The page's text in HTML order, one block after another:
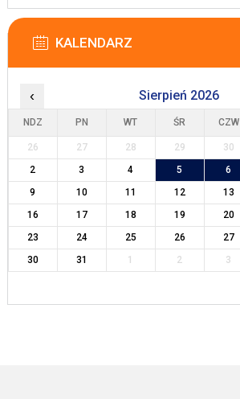
KALENDARZ
‹ Sierpień 2026
NDZ PN WT ŚR CZW
26 27 28 29 30
2
3 4 5 6
9
10 11 12 13
16
17 18 19 20
23
24 25 26 27
30
31 1 2 3